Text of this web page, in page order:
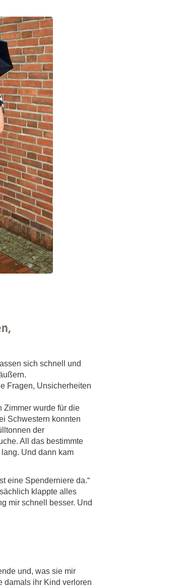
Wissen - Translation - Transfer
& Investor:innen
Gründer:innen
sich schnell und
Fragen, Unsicherheiten
Zimmer wurde für die
Schwestern konnten
der
All das bestimmte
Und dann kam
eine Spenderniere da.“
klappte alles
mir schnell besser. Und
und, was sie mir
damals ihr Kind verloren